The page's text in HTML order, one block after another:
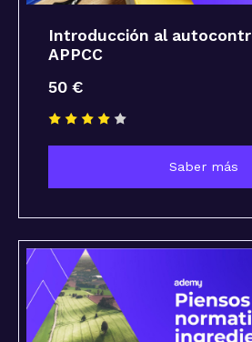
Introducción al
APPCC
50 €
Saber más